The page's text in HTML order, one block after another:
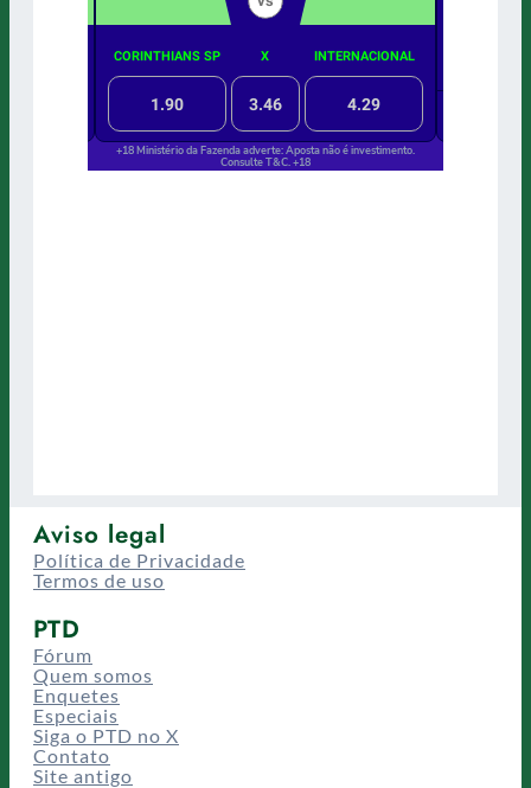
Aviso legal
Política de Privacidade
Termos de uso
PTD
Fórum
Quem somos
Enquetes
Especiais
Siga o PTD no X
Contato
Site antigo